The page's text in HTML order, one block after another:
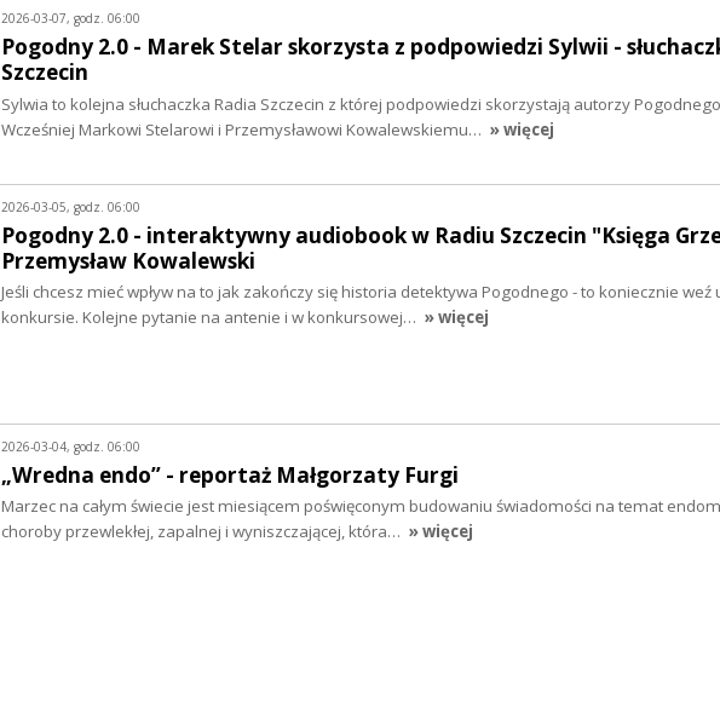
2026-03-07, godz. 06:00
Pogodny 2.0 - Marek Stelar skorzysta z podpowiedzi Sylwii -
Szczecin
Sylwia to kolejna słuchaczka Radia Szczecin z której podpowiedzi skorzystają autorzy
Wcześniej Markowi Stelarowi i Przemysławowi Kowalewskiemu… » więcej
2026-03-05, godz. 06:00
Pogodny 2.0 - interaktywny audiobook w Radiu Szczecin "Księga
Przemysław Kowalewski
Jeśli chcesz mieć wpływ na to jak zakończy się historia detektywa Pogodnego - to koniecznie weź
konkursie. Kolejne pytanie na antenie i w konkursowej… » więcej
2026-03-04, godz. 06:00
„Wredna endo” - reportaż Małgorzaty Furgi
Marzec na całym świecie jest miesiącem poświęconym budowaniu świadomości na temat
choroby przewlekłej, zapalnej i wyniszczającej, która… » więcej